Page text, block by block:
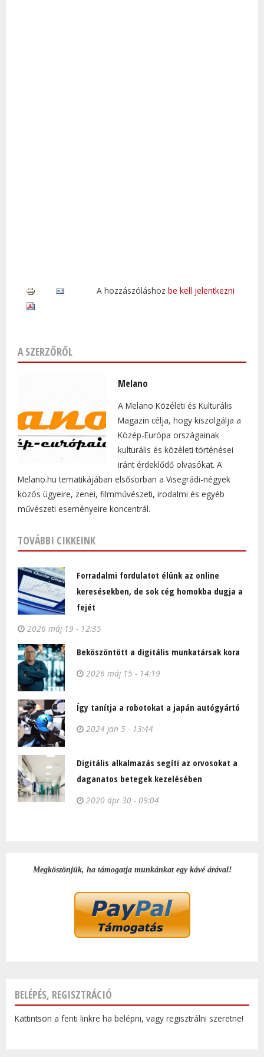
A hozzászóláshoz be kell jelentkezni
A SZERZŐRŐL
Melano
A Melano Közéleti és Kulturális
Magazin célja, hogy kiszolgálja a
Közép-Európa országainak
kulturális és közéleti történései
iránt érdeklődő olvasókat. A
Melano.hu tematikájában elsősorban a Visegrádi-négyek
közös ügyeire, zenei, filmművészeti, irodalmi és egyéb
művészeti eseményeire koncentrál.
TOVÁBBI CIKKEINK
Forradalmi fordulatot élünk az online
keresésekben, de sok cég homokba dugja a
fejét
2026 máj 19 - 12:35
Beköszöntött a digitális munkatársak kora
2026 máj 15 - 14:19
Így tanítja a robotokat a japán autógyártó
2024 jan 5 - 13:44
Digitális alkalmazás segíti az orvosokat a
daganatos betegek kezelésében
2020 ápr 30 - 09:04
Megköszönjük, ha támogatja munkánkat egy kávé árával!
BELÉPÉS, REGISZTRÁCIÓ
Kattintson a fenti linkre ha belépni, vagy regisztrálni szeretne!